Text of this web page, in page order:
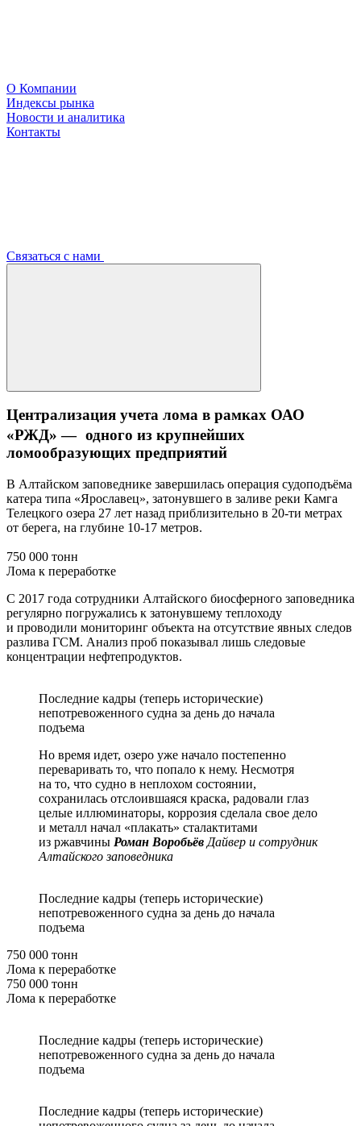
О Компании
Индексы рынка
Новости и аналитика
Контакты
Связаться с нами
Централизация учета лома в рамках ОАО
«РЖД» — одного из крупнейших
ломообразующих предприятий
В Алтайском заповеднике завершилась операция судоподъёма
катера типа «Ярославец», затонувшего в заливе реки Камга
Телецкого озера 27 лет назад приблизительно в 20-ти метрах
от берега, на глубине 10-17 метров.
750 000 тонн
Лома к переработке
С 2017 года сотрудники Алтайского биосферного заповедника
регулярно погружались к затонувшему теплоходу
и проводили мониторинг объекта на отсутствие явных следов
разлива ГСМ. Анализ проб показывал лишь следовые
концентрации нефтепродуктов.
Последние кадры (теперь исторические)
непотревоженного судна за день до начала
подъема
Но время идет, озеро уже начало постепенно
переваривать то, что попало к нему. Несмотря
на то, что судно в неплохом состоянии,
сохранилась отслоившаяся краска, радовали глаз
целые иллюминаторы, коррозия сделала свое дело
и металл начал «плакать» сталактитами
из ржавчины Роман Воробьёв Дайвер и сотрудник
Алтайского заповедника
Последние кадры (теперь исторические)
непотревоженного судна за день до начала
подъема
750 000 тонн
Лома к переработке
750 000 тонн
Лома к переработке
Последние кадры (теперь исторические)
непотревоженного судна за день до начала
подъема
Последние кадры (теперь исторические)